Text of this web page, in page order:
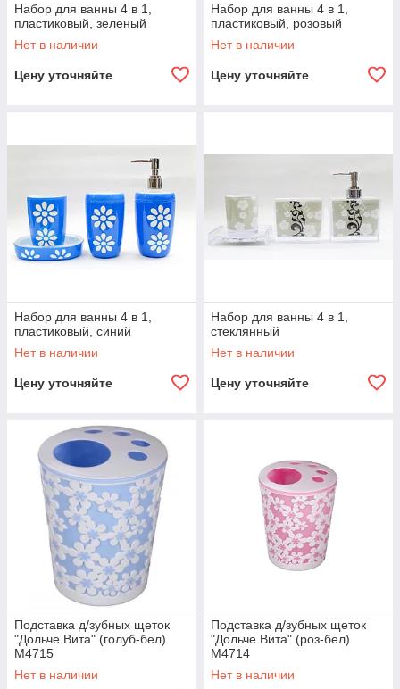
Набор для ванны 4 в 1,
пластиковый, зеленый
Нет в наличии
Цену уточняйте
Набор для ванны 4 в 1,
пластиковый, розовый
Нет в наличии
Цену уточняйте
Набор для ванны 4 в 1,
пластиковый, синий
Нет в наличии
Цену уточняйте
Набор для ванны 4 в 1,
стеклянный
Нет в наличии
Цену уточняйте
Подставка д/зубных щеток
"Дольче Вита" (голуб-бел)
М4715
Нет в наличии
Подставка д/зубных щеток
"Дольче Вита" (роз-бел)
М4714
Нет в наличии